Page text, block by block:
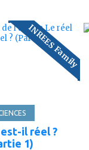
INREES Family
il réel ?
1)